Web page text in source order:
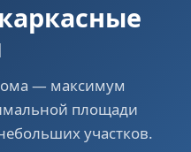
— максимум
площади
участков.